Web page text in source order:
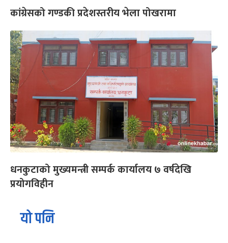
कांग्रेसको गण्डकी प्रदेशस्तरीय भेला पोखरामा
धनकुटाको मुख्यमन्त्री सम्पर्क कार्यालय ७ वर्षदेखि
प्रयोगविहीन
यो पनि